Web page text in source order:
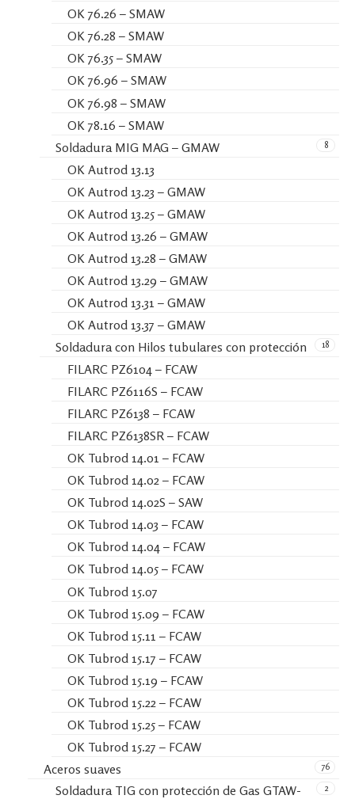
OK 76.26 – SMAW
OK 76.28 – SMAW
OK 76.35 – SMAW
OK 76.96 – SMAW
OK 76.98 – SMAW
OK 78.16 – SMAW
8
Soldadura MIG MAG – GMAW
OK Autrod 13.13
OK Autrod 13.23 – GMAW
OK Autrod 13.25 – GMAW
OK Autrod 13.26 – GMAW
OK Autrod 13.28 – GMAW
OK Autrod 13.29 – GMAW
OK Autrod 13.31 – GMAW
OK Autrod 13.37 – GMAW
18
Soldadura con Hilos tubulares con protección
FILARC PZ6104 – FCAW
FILARC PZ6116S – FCAW
FILARC PZ6138 – FCAW
FILARC PZ6138SR – FCAW
OK Tubrod 14.01 – FCAW
OK Tubrod 14.02 – FCAW
OK Tubrod 14.02S – SAW
OK Tubrod 14.03 – FCAW
OK Tubrod 14.04 – FCAW
OK Tubrod 14.05 – FCAW
OK Tubrod 15.07
OK Tubrod 15.09 – FCAW
OK Tubrod 15.11 – FCAW
OK Tubrod 15.17 – FCAW
OK Tubrod 15.19 – FCAW
OK Tubrod 15.22 – FCAW
OK Tubrod 15.25 – FCAW
OK Tubrod 15.27 – FCAW
76
Aceros suaves
2
Soldadura TIG con protección de Gas GTAW-